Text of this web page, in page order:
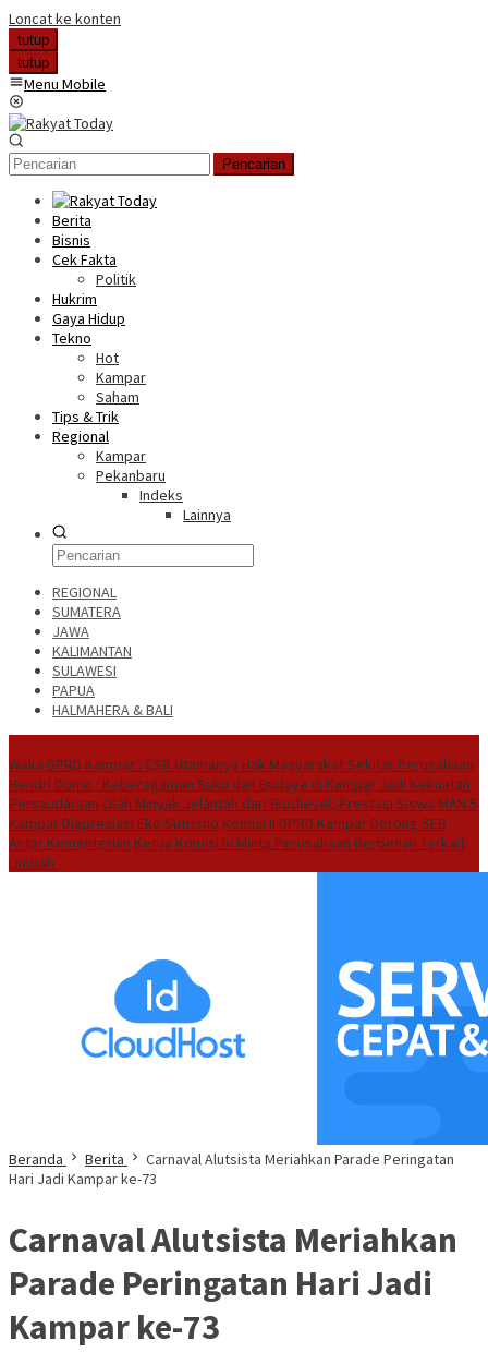
Loncat ke konten
tutup
tutup
Menu Mobile
Pencarian
Berita
Bisnis
Cek Fakta
Politik
Hukrim
Gaya Hidup
Tekno
Hot
Kampar
Saham
Tips & Trik
Regional
Kampar
Pekanbaru
Indeks
Lainnya
REGIONAL
SUMATERA
JAWA
KALIMANTAN
SULAWESI
PAPUA
HALMAHERA & BALI
Waka DPRD Kampar : CSR Utamanya Hak Masyarakat Sekitar Perusahaan
Hendri Domo : Keberagaman Suku dan Budaya di Kampar Jadi Kekuatan
Persaudaraan Olah Minyak Jelantah dari Biodiesel, Prestasi Siswa MAN 5
Kampar Diapresiasi Eko Sutrisno Komisi II DPRD Kampar Dorong SEB
Antar Kementerian Ketua Komisi IV Minta Perusahaan Berbenah Terkait
Limbah
Beranda Berita
Carnaval Alutsista Meriahkan Parade Peringatan
Hari Jadi Kampar ke-73
Carnaval Alutsista Meriahkan
Parade Peringatan Hari Jadi
Kampar ke-73